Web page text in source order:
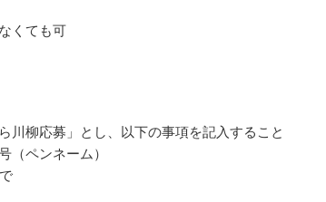
くても可
川柳応募」とし、以下の事項を記入すること
（ペンネーム）